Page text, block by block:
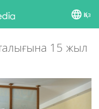
Қаз
15 жыл